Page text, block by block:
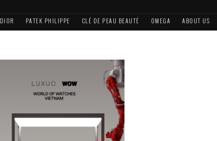
DIOR PATEK PHILIPPE CLÉ DE PEAU BEAUTÉ OMEGA ABOUT US